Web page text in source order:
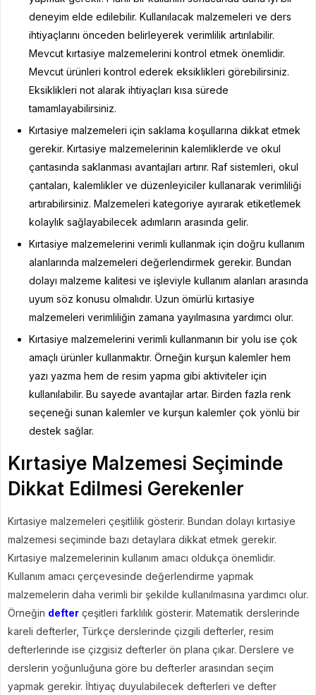
deneyim elde edilebilir. Kullanılacak malzemeleri ve ders
ihtiyaçlarını önceden belirleyerek verimlilik artırılabilir.
Mevcut kırtasiye malzemelerini kontrol etmek önemlidir.
Mevcut ürünleri kontrol ederek eksiklikleri görebilirsiniz.
Eksiklikleri not alarak ihtiyaçları kısa sürede
tamamlayabilirsiniz.
Kırtasiye malzemeleri için saklama koşullarına dikkat etmek
gerekir. Kırtasiye malzemelerinin kalemliklerde ve okul
çantasında saklanması avantajları artırır. Raf sistemleri, okul
çantaları, kalemlikler ve düzenleyiciler kullanarak verimliliği
artırabilirsiniz. Malzemeleri kategoriye ayırarak etiketlemek
kolaylık sağlayabilecek adımların arasında gelir.
Kırtasiye malzemelerini verimli kullanmak için doğru kullanım
alanlarında malzemeleri değerlendirmek gerekir. Bundan
dolayı malzeme kalitesi ve işleviyle kullanım alanları arasında
uyum söz konusu olmalıdır. Uzun ömürlü kırtasiye
malzemeleri verimliliğin zamana yayılmasına yardımcı olur.
Kırtasiye malzemelerini verimli kullanmanın bir yolu ise çok
amaçlı ürünler kullanmaktır. Örneğin kurşun kalemler hem
yazı yazma hem de resim yapma gibi aktiviteler için
kullanılabilir. Bu sayede avantajlar artar. Birden fazla renk
seçeneği sunan kalemler ve kurşun kalemler çok yönlü bir
destek sağlar.
Kırtasiye Malzemesi Seçiminde
Dikkat Edilmesi Gerekenler
Kırtasiye malzemeleri çeşitlilik gösterir. Bundan dolayı kırtasiye
malzemesi seçiminde bazı detaylara dikkat etmek gerekir.
Kırtasiye malzemelerinin kullanım amacı oldukça önemlidir.
Kullanım amacı çerçevesinde değerlendirme yapmak
malzemelerin daha verimli bir şekilde kullanılmasına yardımcı olur.
Örneğin defter çeşitleri farklılık gösterir. Matematik derslerinde
kareli defterler, Türkçe derslerinde çizgili defterler, resim
defterlerinde ise çizgisiz defterler ön plana çıkar. Derslere ve
derslerin yoğunluğuna göre bu defterler arasından seçim
yapmak gerekir. İhtiyaç duyulabilecek defterleri ve defter